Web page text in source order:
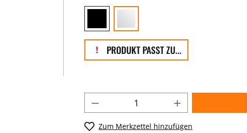
PRODUKT PASST ZU...
Zum Merkzettel hinzufügen